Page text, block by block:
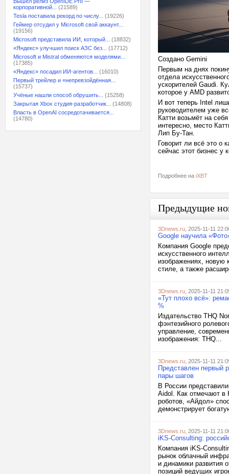
корпоративной...
(21589)
Tesla поставила рекорд по числу...
(19226)
Геймер отсудил у Microsoft свой аккаунт...
(19156)
Microsoft представила ИИ, который...
(18832)
«Яндекс» улучшил поиск АЗС без...
(17712)
Microsoft и Mistral обменяются моделями...
(17385)
«Яндекс» посадил ИИ-агентов...
(16010)
Первый трейлер и «непревзойдённая...
(15737)
Учёные нашли способ обрушить...
(15258)
Закрытая Xbox студия-разработчик...
(14808)
Власть в OpenAI сосредотачивается...
(14780)
Создано Gemini
Первым на днях
отдела
ускорителей Gaudi.
которое у AMD
И вот теперь Intel
руководителем уже
Катти возьмёт на
интересно, место
Лип Бу-Тан.
Говорит ли всё это о
сейчас этот бизнес
Подробнее на iXBT
Предыдущие
3Dnews.ru , 2025-11-11
Google научила
Компания Google
искусственного
изображениях, новую
стиле, а также
3Dnews.ru , 2025-11-11
«Тут плохо всё»:
%
Издательство THQ
фэнтезийного
управление,
изображения: THQ...
3Dnews.ru , 2025-11-11
Представлен первый
пары шагов
В России
Aidol. Как отмечают в
роботов, «Айдол»
демонстрирует
3Dnews.ru , 2025-11-11
iKS-Consulting:
Компания iKS-
рынок облачный
и динамики развития
позиций ведущих